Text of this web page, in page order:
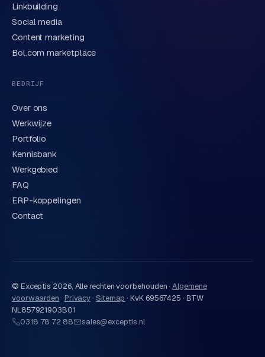
Verstuur aanvraag
We behandelen je gegevens zorgvuldig conform onze
privacyverklaring. Of bel direct
Linkbuilding
Social media
Content marketing
Bol.com marketplace
BEDRIJF
Over ons
Werkwijze
Portfolio
Kennisbank
Werkgebied
FAQ
ERP-koppelingen
Contact
© Exceptis 2026, Alle rechten voorbehouden · Algemene
voorwaarden · Privacy· Sitemap ·KvK 69567425 · BTW
NL857921903B01
0318 78 72 88
sales@exceptis.nl